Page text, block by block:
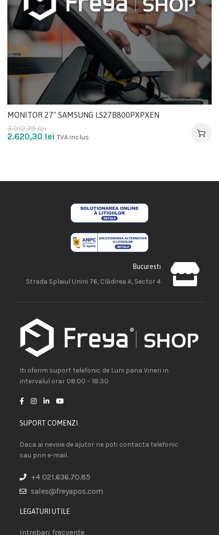
MONITOR 27" SAMSUNG LS27B800PXPXEN
3.012,79lei
2.620,30 lei TVA inclus
Bucuresti
Strada Splaiul Unirii 76, Clădirea A, Sector 4
Iti oferim suport telefonic de Luni pana Vineri in
intervalul orar 08:00 – 18:30
SUPORT COMENZI
Daca ai nevoie de ajutor ne poti contacta telefonic
sau prin e-mail.
+4 021.636.70.85
sales@freyapos.com
LEGATURI UTILE
Intrebari frecvente